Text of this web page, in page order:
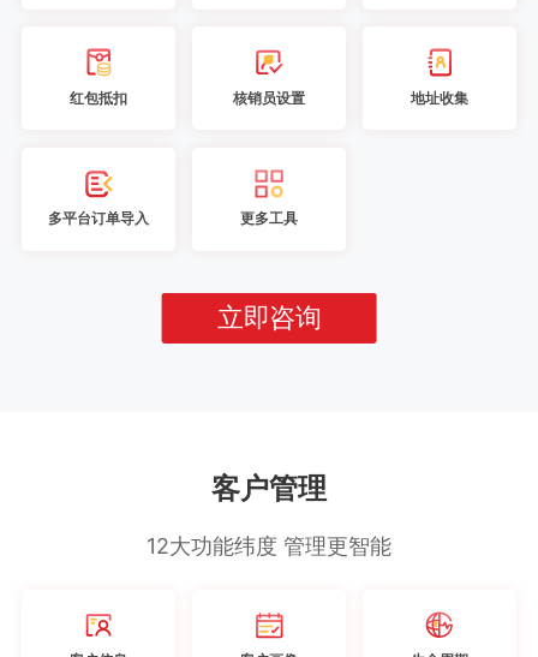
红包抵扣 核销员设置 地址收集
多平台订单导入 更多工具
立即咨询
客户管理
12大功能纬度 管理更智能